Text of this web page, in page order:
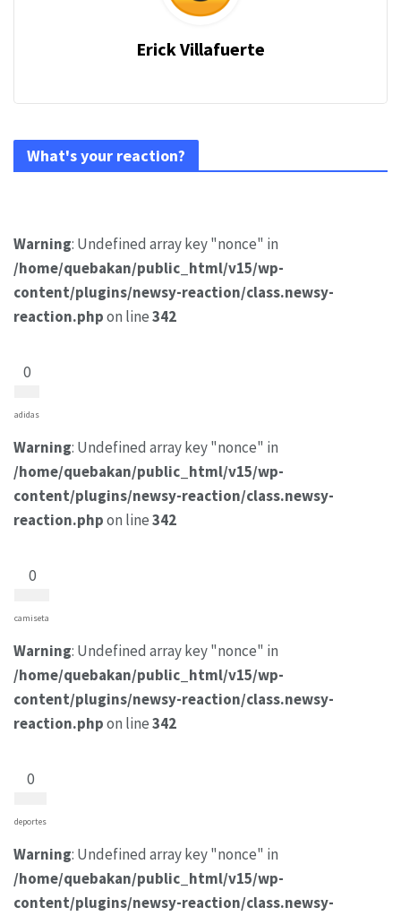
Erick Villafuerte
What's your reaction?
Warning: Undefined array key "nonce" in
/home/quebakan/public_html/v15/wp-
content/plugins/newsy-reaction/class.newsy-
reaction.phpon line342
0
adidas
Warning: Undefined array key "nonce" in
/home/quebakan/public_html/v15/wp-
content/plugins/newsy-reaction/class.newsy-
reaction.phpon line342
0
camiseta
Warning: Undefined array key "nonce" in
/home/quebakan/public_html/v15/wp-
content/plugins/newsy-reaction/class.newsy-
reaction.phpon line342
0
deportes
Warning: Undefined array key "nonce" in
/home/quebakan/public_html/v15/wp-
content/plugins/newsy-reaction/class.newsy-